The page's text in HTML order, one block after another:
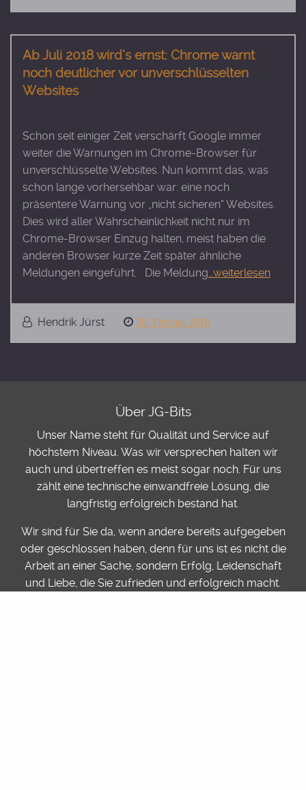
Ab Juli 2018 wird’s ernst: Chrome warnt
noch deutlicher vor unverschlüsselten
Websites
Schon seit einiger Zeit verschärft Google immer
weiter die Warnungen im Chrome-Browser für
unverschlüsselte Websites. Nun kommt das, was
schon lange vorhersehbar war: eine noch
präsentere Warnung vor „nicht sicheren“ Websites.
Dies wird aller Wahrscheinlichkeit nicht nur im
Chrome-Browser Einzug halten, meist haben die
anderen Browser kurze Zeit später ähnliche
Meldungen eingeführt. Die Meldung…weiterlesen
Hendrik Jürst
Posted
20. Februar 2018
Über JG-Bits
Unser Name steht für Qualität und Service auf
höchstem Niveau. Was wir versprechen halten wir
auch und übertreffen es meist sogar noch. Für uns
zählt eine technische einwandfreie Lösung, die
langfristig erfolgreich bestand hat.
Wir sind für Sie da, wenn andere bereits aufgegeben
oder geschlossen haben, denn für uns ist es nicht die
Arbeit an einer Sache, sondern Erfolg, Leidenschaft
und Liebe, die Sie zufrieden und erfolgreich macht.